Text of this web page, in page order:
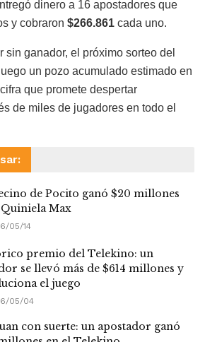
dinero a 16 apostadores que
y cobraron $266.861 cada uno.
sin ganador, el próximo sorteo del
un pozo acumulado estimado en
que promete despertar
de miles de jugadores en todo el
de Pocito ganó $20 millones
Quiniela Max
05/14
premio del Telekino: un
se llevó más de $614 millones y
el juego
05/04
con suerte: un apostador ganó